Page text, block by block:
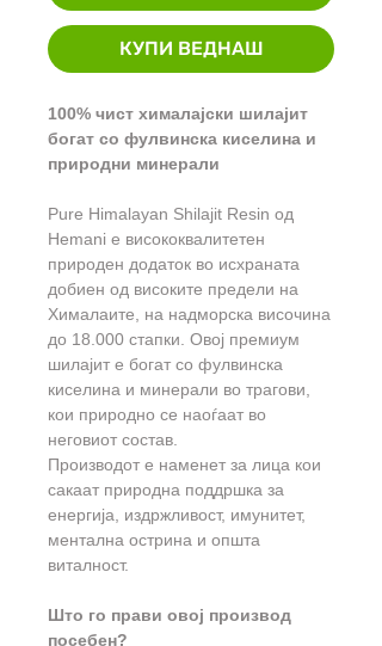
КУПИ ВЕДНАШ
100% чист хималајски шилајит
богат со фулвинска киселина и
природни минерали
Pure Himalayan Shilajit Resin од
Hemani е висококвалитетен
природен додаток во исхраната
добиен од високите предели на
Хималаите, на надморска височина
до 18.000 стапки. Овој премиум
шилајит е богат со фулвинска
киселина и минерали во трагови,
кои природно се наоѓаат во
неговиот состав.
Производот е наменет за лица кои
сакаат природна поддршка за
енергија, издржливост, имунитет,
ментална острина и општа
виталност.
Што го прави овој производ
посебен?